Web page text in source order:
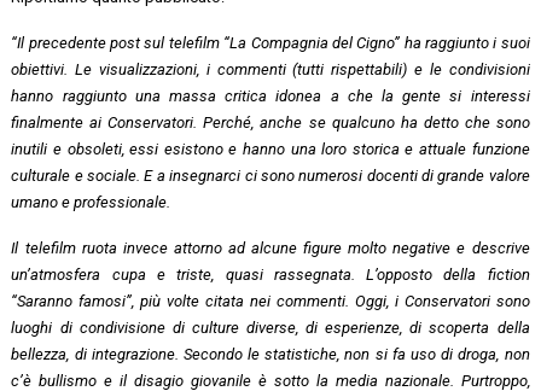
“Il precedente post sul telefilm “La Compagnia del Cigno” ha raggiunto i suoi
obiettivi. Le visualizzazioni, i commenti (tutti rispettabili) e le condivisioni
hanno raggiunto una massa critica idonea a che la gente si interessi
finalmente ai Conservatori. Perché, anche se qualcuno ha detto che sono
inutili e obsoleti, essi esistono e hanno una loro storica e attuale funzione
culturale e sociale. E a insegnarci ci sono numerosi docenti di grande valore
umano e professionale.
Il telefilm ruota invece attorno ad alcune figure molto negative e descrive
un’atmosfera cupa e triste, quasi rassegnata. L’opposto della fiction
“Saranno famosi”, più volte citata nei commenti. Oggi, i Conservatori sono
luoghi di condivisione di culture diverse, di esperienze, di scoperta della
bellezza, di integrazione. Secondo le statistiche, non si fa uso di droga, non
c’è bullismo e il disagio giovanile è sotto la media nazionale. Purtroppo,